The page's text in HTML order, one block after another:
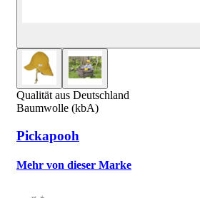
Qualität aus Deutschland
Baumwolle (kbA)
Pickapooh
Mehr von dieser Marke